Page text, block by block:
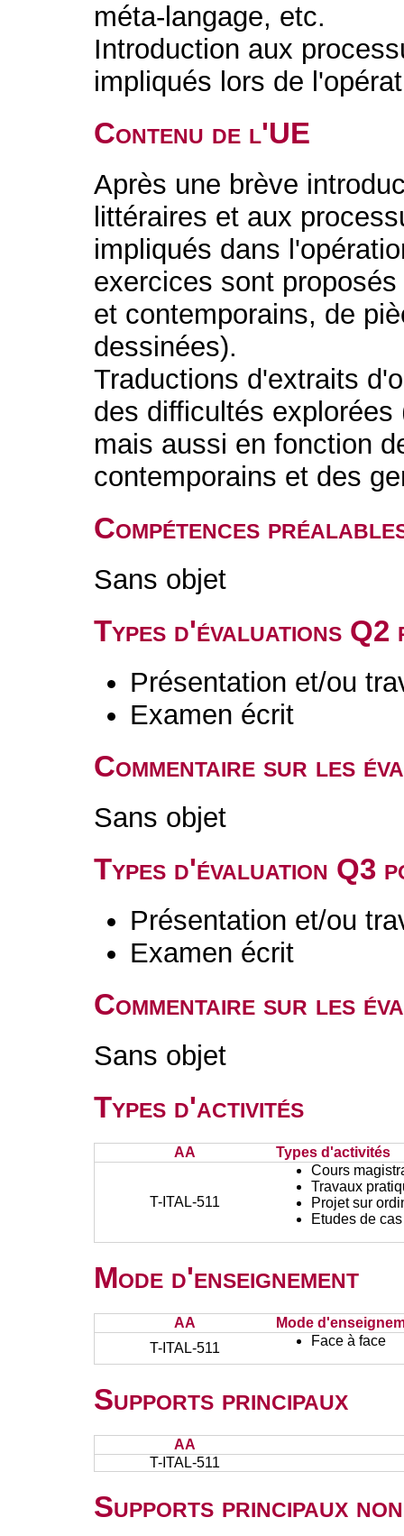
méta-langage, etc.
Introduction aux
impliqués lors de
Contenu de l'UE
Après une brève
littéraires et aux
impliqués dans
exercices sont
et contemporains, de
dessinées).
Traductions d'extraits
des difficultés
mais aussi en fonction
contemporains et des
Compétences
Sans objet
Types d'évaluations
Présentation et/ou
Examen écrit
Commentaire sur les
Sans objet
Types d'évaluation Q3
Présentation et/ou
Examen écrit
Commentaire sur les
Sans objet
Types d'activités
AA Types d'activités
T-ITAL-511
Cours
Travaux
Projet sur
Etudes de cas
Mode d'enseignement
AA
Mode
T-ITAL-511
Face à face
Supports principaux
AA
T-ITAL-511
Supports principaux